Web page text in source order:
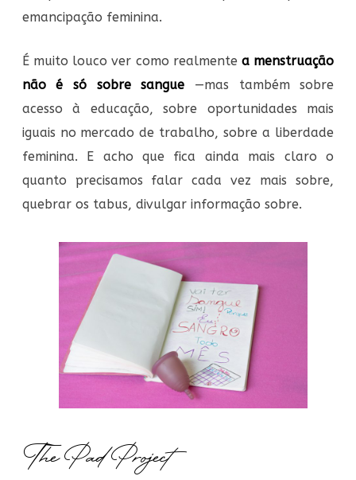
emancipação feminina.
É muito louco ver como realmentea menstruação
não é só sobre sangue —mas também sobre
acesso à educação, sobre oportunidades mais
iguais no mercado de trabalho, sobre a liberdade
feminina. E acho que fica ainda mais claro o
quanto precisamos falar cada vez mais sobre,
quebrar os tabus, divulgar informação sobre.
The Pad Project